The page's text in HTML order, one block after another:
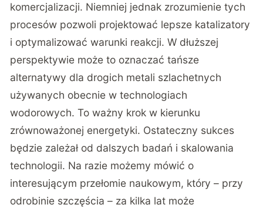
komercjalizacji. Niemniej jednak zrozumienie tych
procesów pozwoli projektować lepsze katalizatory
i optymalizować warunki reakcji. W dłuższej
perspektywie może to oznaczać tańsze
alternatywy dla drogich metali szlachetnych
używanych obecnie w technologiach
wodorowych. To ważny krok w kierunku
zrównoważonej energetyki. Ostateczny sukces
będzie zależał od dalszych badań i skalowania
technologii. Na razie możemy mówić o
interesującym przełomie naukowym, który – przy
odrobinie szczęścia – za kilka lat może